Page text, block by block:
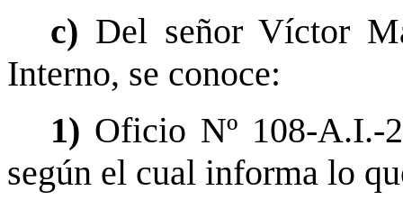
c) Del señor Víctor
Interno, se conoce:
1) Oficio Nº 108-A.I.-
según el cual informa lo